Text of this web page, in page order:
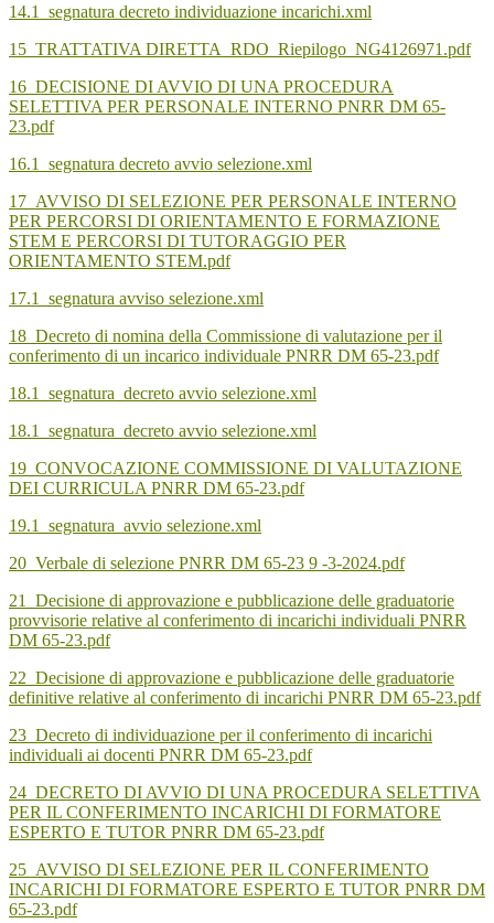
14.1_segnatura decreto individuazione incarichi.xml
15_TRATTATIVA DIRETTA_RDO_Riepilogo_NG4126971.pdf
16_DECISIONE DI AVVIO DI UNA PROCEDURA
SELETTIVA PER PERSONALE INTERNO PNRR DM 65-
23.pdf
16.1_segnatura decreto avvio selezione.xml
17_AVVISO DI SELEZIONE PER PERSONALE INTERNO
PER PERCORSI DI ORIENTAMENTO E FORMAZIONE
STEM E PERCORSI DI TUTORAGGIO PER
ORIENTAMENTO STEM.pdf
17.1_segnatura avviso selezione.xml
18_Decreto di nomina della Commissione di valutazione per il
conferimento di un incarico individuale PNRR DM 65-23.pdf
18.1_segnatura_decreto avvio selezione.xml
18.1_segnatura_decreto avvio selezione.xml
19_CONVOCAZIONE COMMISSIONE DI VALUTAZIONE
DEI CURRICULA PNRR DM 65-23.pdf
19.1_segnatura_avvio selezione.xml
20_Verbale di selezione PNRR DM 65-23 9 -3-2024.pdf
21_Decisione di approvazione e pubblicazione delle graduatorie
provvisorie relative al conferimento di incarichi individuali PNRR
DM 65-23.pdf
22_Decisione di approvazione e pubblicazione delle graduatorie
definitive relative al conferimento di incarichi PNRR DM 65-23.pdf
23_Decreto di individuazione per il conferimento di incarichi
individuali ai docenti PNRR DM 65-23.pdf
24_DECRETO DI AVVIO DI UNA PROCEDURA SELETTIVA
PER IL CONFERIMENTO INCARICHI DI FORMATORE
ESPERTO E TUTOR PNRR DM 65-23.pdf
25_AVVISO DI SELEZIONE PER IL CONFERIMENTO
INCARICHI DI FORMATORE ESPERTO E TUTOR PNRR DM
65-23.pdf